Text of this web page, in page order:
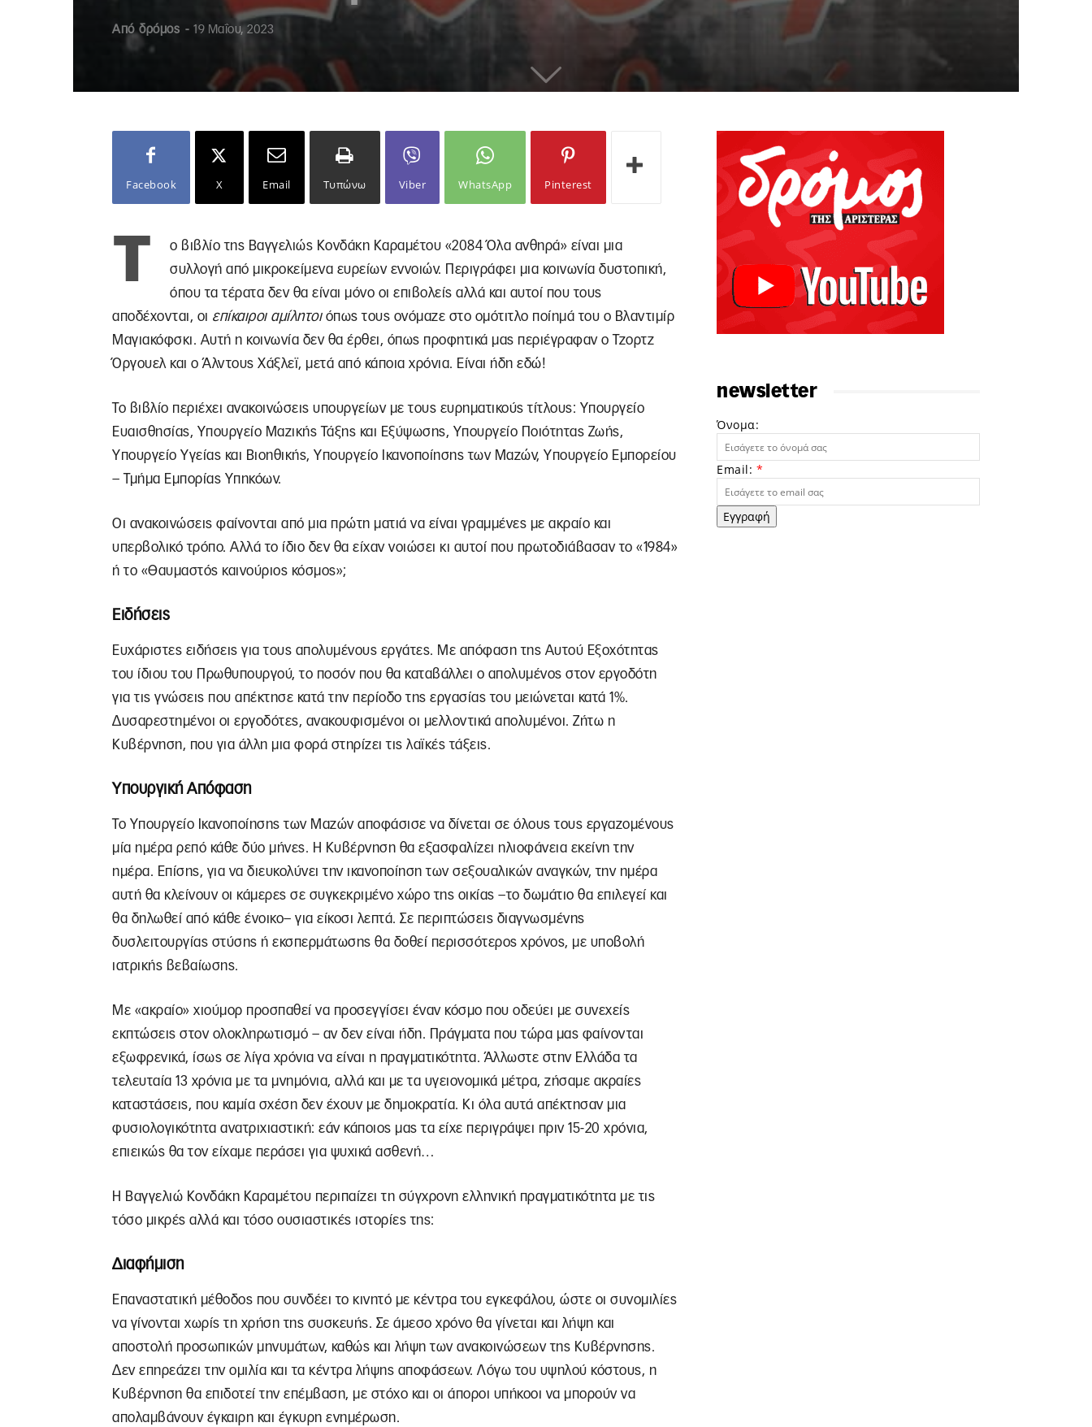
Από δρόμος - 19 Μαΐου, 2023
Facebook X Email Τυπώνω Viber WhatsApp Pinterest
Τ
ο βιβλίο της Βαγγελιώς Κονδάκη Καραμέτου «2084 Όλα ανθηρά» είναι μια
συλλογή από μικροκείμενα ευρείων εννοιών. Περιγράφει μια κοινωνία δυστοπική,
όπου τα τέρατα δεν θα είναι μόνο οι επιβολείς αλλά και αυτοί που τους
αποδέχονται, οι επίκαιροι αμίλητοιόπως τους ονόμαζε στο ομότιτλο ποίημά του ο Βλαντιμίρ
Μαγιακόφσκι. Αυτή η κοινωνία δεν θα έρθει, όπως προφητικά μας περιέγραφαν ο Τζορτζ
Όργουελ και ο Άλντους Χάξλεϊ, μετά από κάποια χρόνια. Είναι ήδη εδώ!
Το βιβλίο περιέχει ανακοινώσεις υπουργείων με τους ευρηματικούς τίτλους: Υπουργείο
Ευαισθησίας, Υπουργείο Μαζικής Τάξης και Εξύψωσης, Υπουργείο Ποιότητας Ζωής,
Υπουργείο Υγείας και Βιοηθικής, Υπουργείο Ικανοποίησης των Μαζών, Υπουργείο Εμπορείου
– Τμήμα Εμπορίας Υπηκόων.
Οι ανακοινώσεις φαίνονται από μια πρώτη ματιά να είναι γραμμένες με ακραίο και
υπερβολικό τρόπο. Αλλά το ίδιο δεν θα είχαν νοιώσει κι αυτοί που πρωτοδιάβασαν το «1984»
ή το «Θαυμαστός καινούριος κόσμος»;
Ειδήσεις
Ευχάριστες ειδήσεις για τους απολυμένους εργάτες. Με απόφαση της Αυτού Εξοχότητας
του ίδιου του Πρωθυπουργού, το ποσόν που θα καταβάλλει ο απολυμένος στον εργοδότη
για τις γνώσεις που απέκτησε κατά την περίοδο της εργασίας του μειώνεται κατά 1%.
Δυσαρεστημένοι οι εργοδότες, ανακουφισμένοι οι μελλοντικά απολυμένοι. Ζήτω η
Κυβέρνηση, που για άλλη μια φορά στηρίζει τις λαϊκές τάξεις.
Υπουργική Απόφαση
Το Υπουργείο Ικανοποίησης των Μαζών αποφάσισε να δίνεται σε όλους τους εργαζομένους
μία ημέρα ρεπό κάθε δύο μήνες. Η Κυβέρνηση θα εξασφαλίζει ηλιοφάνεια εκείνη την
ημέρα. Επίσης, για να διευκολύνει την ικανοποίηση των σεξουαλικών αναγκών, την ημέρα
αυτή θα κλείνουν οι κάμερες σε συγκεκριμένο χώρο της οικίας –το δωμάτιο θα επιλεγεί και
θα δηλωθεί από κάθε ένοικο– για είκοσι λεπτά. Σε περιπτώσεις διαγνωσμένης
δυσλειτουργίας στύσης ή εκσπερμάτωσης θα δοθεί περισσότερος χρόνος, με υποβολή
ιατρικής βεβαίωσης.
Με «ακραίο» χιούμορ προσπαθεί να προσεγγίσει έναν κόσμο που οδεύει με συνεχείς
εκπτώσεις στον ολοκληρωτισμό – αν δεν είναι ήδη. Πράγματα που τώρα μας φαίνονται
εξωφρενικά, ίσως σε λίγα χρόνια να είναι η πραγματικότητα. Άλλωστε στην Ελλάδα τα
τελευταία 13 χρόνια με τα μνημόνια, αλλά και με τα υγειονομικά μέτρα, ζήσαμε ακραίες
καταστάσεις, που καμία σχέση δεν έχουν με δημοκρατία. Κι όλα αυτά απέκτησαν μια
φυσιολογικότητα ανατριχιαστική: εάν κάποιος μας τα είχε περιγράψει πριν 15-20 χρόνια,
επιεικώς θα τον είχαμε περάσει για ψυχικά ασθενή…
Η Βαγγελιώ Κονδάκη Καραμέτου περιπαίζει τη σύγχρονη ελληνική πραγματικότητα με τις
τόσο μικρές αλλά και τόσο ουσιαστικές ιστορίες της:
Διαφήμιση
Επαναστατική μέθοδος που συνδέει το κινητό με κέντρα του εγκεφάλου, ώστε οι συνομιλίες
να γίνονται χωρίς τη χρήση της συσκευής. Σε άμεσο χρόνο θα γίνεται και λήψη και
αποστολή προσωπικών μηνυμάτων, καθώς και λήψη των ανακοινώσεων της Κυβέρνησης.
Δεν επηρεάζει την ομιλία και τα κέντρα λήψης αποφάσεων. Λόγω του υψηλού κόστους, η
Κυβέρνηση θα επιδοτεί την επέμβαση, με στόχο και οι άποροι υπήκοοι να μπορούν να
απολαμβάνουν έγκαιρη και έγκυρη ενημέρωση.
newsletter
Όνομα:
Email: *
Εγγραφή